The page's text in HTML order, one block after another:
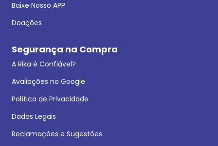
Baixe Nosso APP
Doações
Segurança na Compra
A Rika é Confiável?
Avaliações no Google
Política de Privacidade
Dados Legais
Reclamações e Sugestões